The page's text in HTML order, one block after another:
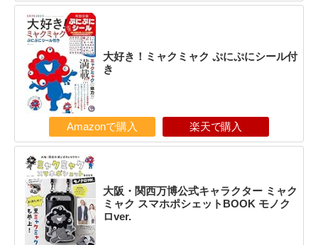
大好き！ミャクミャク ぷにぷにシール付
き
Amazonで購入 楽天で購入
大阪・関西万博公式キャラクター ミャク
ミャク スマホポシェットBOOK モノク
ロver.